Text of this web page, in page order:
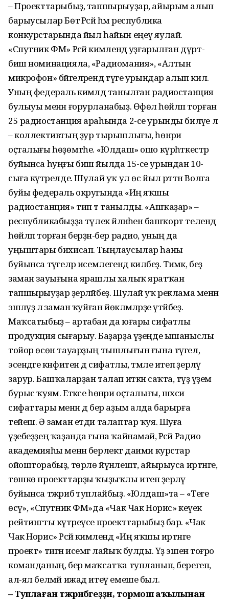
– Проекттарыбыҙ, тапшырыуҙар, айырым алып
барыусылар Бөтә Рәсәй һәм республика
конкурстарында йыл һайын еңеү яулай.
«Спутник ФМ» Рәсәй кимәлендә уҙғарылған дүрт-
биш номинацияла, «Радиомания», «Алтын
микрофон» бәйгеләрендә тәүге урындар алып килә.
Уның федераль кимәлдә танылған радиостанция
булыуы менән ғорурланабыҙ. Өфөлә һөйләп торған
25 радиостанция араһында 2-се урынды биләүе лә
– коллективтың ҙур тырышлығы, һөнәри
оҫталығы һөҙөмтәһе. «Юлдаш» ошо күрһәткестәр
буйынса һуңғы биш йылда 15-се урындан 10-
сыға күтәрелде. Шулай уҡ ул өс йыл рәттән Волга
буйы федераль округында «Иң яҡшы
радиостанция» тип тә танылды. «Ашҡаҙар» –
республикабыҙҙа тәүлек әйләнәһенә башҡорт телендә
һөйләп торған берҙән-бер радио, уның да
уңыштары бихисап. Тыңлаусылар һаны
буйынса тәүгеләр исемлегендә киләбеҙ. Тимәк, беҙ
заман зауығына ярашлы халыҡ яратҡан
тапшырыуҙар әҙерләйбеҙ. Шулай уҡ реклама менән
эшләүҙә лә заман ҡуйған йөкләмәләрҙе үтәйбеҙ.
Маҡсатыбыҙ – артабан да юғары сифатлы
продукция сығарыу. Баҙарҙа үҙеңде ышаныслы
тойор өсөн тауарҙың тышлығын ғына түгел,
эсендәге кәнфитен дә сифатлы, тәмле итеп әҙерләү
зарур. Башҡаларҙан талап иткән саҡта, тәүҙә үҙемә
бурыс ҡуям. Етәксе һөнәри оҫталығы, шәхси
сифаттары менән дә бер аҙым алда барырға
тейеш. Ә заман етди талаптар ҡуя. Шуға
үҙебеҙҙең ҡаҙанда ғына ҡайнамай, Рәсәй Радио
академияһы менән берлектә даими курстар
ойошторабыҙ, төрлө йүнәлештә, айырыуса иртәнге,
төшкө проекттарҙы ҡыҙыҡлы итеп әҙерләү
буйынса тәжрибә туплайбыҙ. «Юлдаш»та – «Теге
өсәү», «Спутник ФМ»да «Чак Чак Норис» кеүек
рейтингты күтәреүсе проекттарыбыҙ бар. «Чак
Чак Норис» Рәсәй кимәлендә «Иң яҡшы иртәнге
проект» тигән исемгә лайыҡ булды. Үҙ эшенә тоғро
команданың, бер маҡсатҡа тупланып, берегеп,
ал-ял белмәй ижад итеү емеше был.
– Туплаған тәжрибәгеҙҙән, тормош аҡылынан